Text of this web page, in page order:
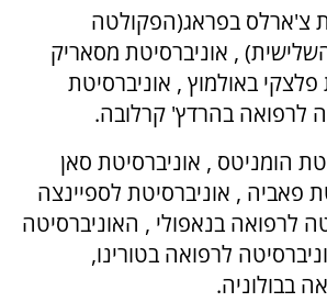
צ'ארלס בפראג(הפקולטה
, אוניברסיטת מסאריק
פלצקי באולמוץ , אוניברסיטת
לרפואה בהרדץ' קרלובה.
הומניטס , אוניברסיטת סאן
פאביה , אוניברסיטת לספיינצה
לרפואה בנאפולי , האוניברסיטה
לרפואה בטורינו,
בבולוניה.